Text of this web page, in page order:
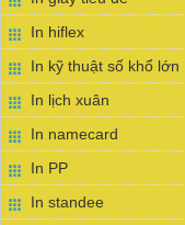
In hiflex
In kỹ thuật số khổ lớn
In lịch xuân
In namecard
In PP
In standee